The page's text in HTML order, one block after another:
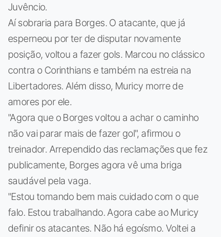
Juvêncio.
Aí sobraria para Borges. O atacante, que já
esperneou por ter de disputar novamente
posição, voltou a fazer gols. Marcou no clássico
contra o Corinthians e também na estreia na
Libertadores. Além disso, Muricy morre de
amores por ele.
"Agora que o Borges voltou a achar o caminho
não vai parar mais de fazer gol", afirmou o
treinador. Arrependido das reclamações que fez
publicamente, Borges agora vê uma briga
saudável pela vaga.
"Estou tomando bem mais cuidado com o que
falo. Estou trabalhando. Agora cabe ao Muricy
definir os atacantes. Não há egoísmo. Voltei a